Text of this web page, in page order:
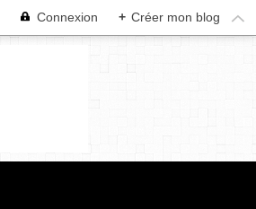
Connexion + Créer mon blog